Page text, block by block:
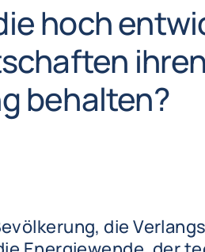
hoch
ihren
behalten?
die